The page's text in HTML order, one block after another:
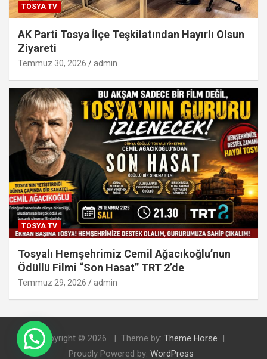
TOSYA TV
AK Parti Tosya İlçe Teşkilatından Hayırlı Olsun
Ziyareti
Temmuz 30, 2026 admin
TOSYA TV
Tosyalı Hemşehrimiz Cemil Ağacıkoğlu’nun
Ödüllü Filmi “Son Hasat” TRT 2’de
Temmuz 29, 2026 admin
Copyright © 2026 Theme by: Theme Horse
Proudly Powered by: WordPress